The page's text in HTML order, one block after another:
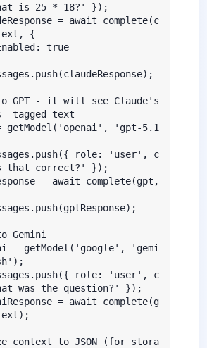
is 25 * 18?' });
= await complete(c
{
GPT - it will see Claude's
tagged text
getModel('openai', 'gpt-5.1
role: 'user', c
that correct?' });
= await complete(gpt,
Gemini
= getModel('google', 'gemi
role: 'user', c
was the question?' });
= await complete(g
context to JSON (for stora